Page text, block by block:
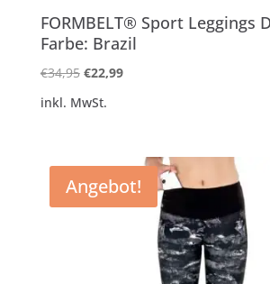
FORMBELT® Sport Leggings
Farbe: Brazil
€34,95 Ursprünglicher
war:
€22,99Aktueller
inkl. MwSt.
Angebot!